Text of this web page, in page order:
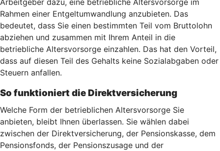
Rahmen einer Entgeltumwandlung anzubieten. Das
bedeutet, dass Sie einen bestimmten Teil vom Bruttolohn
abziehen und zusammen mit Ihrem Anteil in die
betriebliche Altersvorsorge einzahlen. Das hat den Vorteil,
dass auf diesen Teil des Gehalts keine Sozialabgaben oder
Steuern anfallen.
So funktioniert die Direktversicherung
Welche Form der betrieblichen Altersvorsorge Sie
anbieten, bleibt Ihnen überlassen. Sie wählen dabei
zwischen der Direktversicherung, der Pensionskasse, dem
Pensionsfonds, der Pensionszusage und der